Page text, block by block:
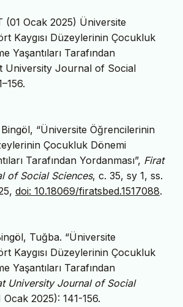
(01 Ocak 2025) Üniversite
Kaygısı Düzeylerinin Çocukluk
Yaşantıları Tarafından
University Journal of Social
“Üniversite Öğrencilerinin
Çocukluk Dönemi
Tarafından Yordanması”, Firat
of Social Sciences, c. 35, sy 1, ss.
doi: 10.18069/firatsbed.1517088.
Tuğba. “Üniversite
Kaygısı Düzeylerinin Çocukluk
Yaşantıları Tarafından
University Journal of Social
2025): 141-156.